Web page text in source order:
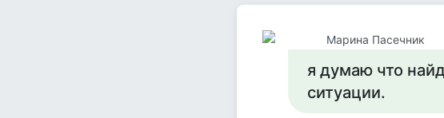
Марина Пасечник
я думаю что
ситуации.